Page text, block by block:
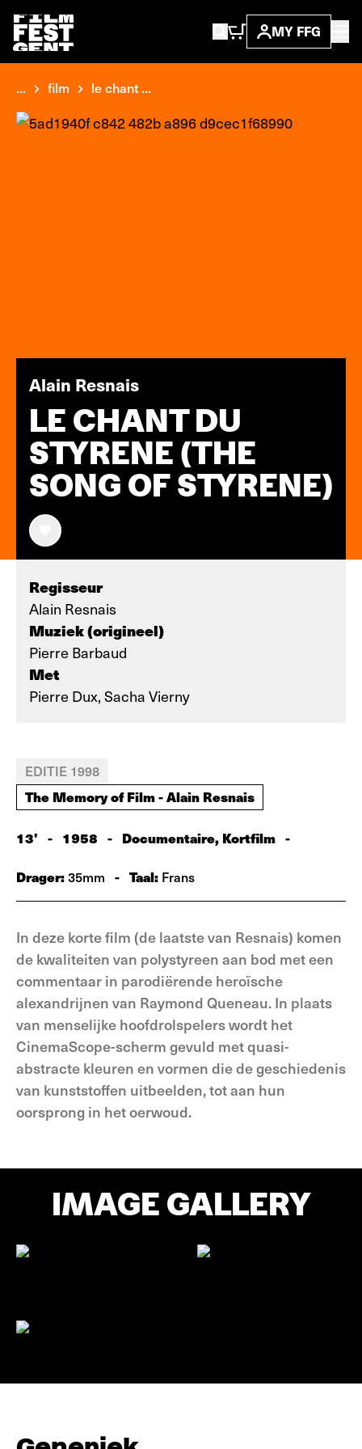
MY FFG
... film le chant ...
Alain Resnais
LE CHANT DU
STYRENE (THE
SONG OF STYRENE)
Regisseur
Alain Resnais
Muziek (origineel)
Pierre Barbaud
Met
Pierre Dux, Sacha Vierny
EDITIE 1998
The Memory of Film - Alain Resnais
13' - 1958 - Documentaire, Kortfilm -
Drager:35mm - Taal: Frans
In deze korte film (de laatste van Resnais) komen
de kwaliteiten van polystyreen aan bod met een
commentaar in parodiërende heroïsche
alexandrijnen van Raymond Queneau. In plaats
van menselijke hoofdrolspelers wordt het
CinemaScope-scherm gevuld met quasi-
abstracte kleuren en vormen die de geschiedenis
van kunststoffen uitbeelden, tot aan hun
oorsprong in het oerwoud.
IMAGE GALLERY